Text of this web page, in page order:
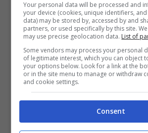
Here's how they
Ultimately that was a
comfortable win for
crew.
Your personal data will be processed and
your device (cookies, unique identifiers,
data) may be stored by, accessed by and
partners, or used specifically by this site.
may use precise geolocation data. List of
Some vendors may process your personal
of legitimate interest, which you can object
your options below. Look for a link at the
or in the site menu to manage or withdraw
and cookie settings.
Consent